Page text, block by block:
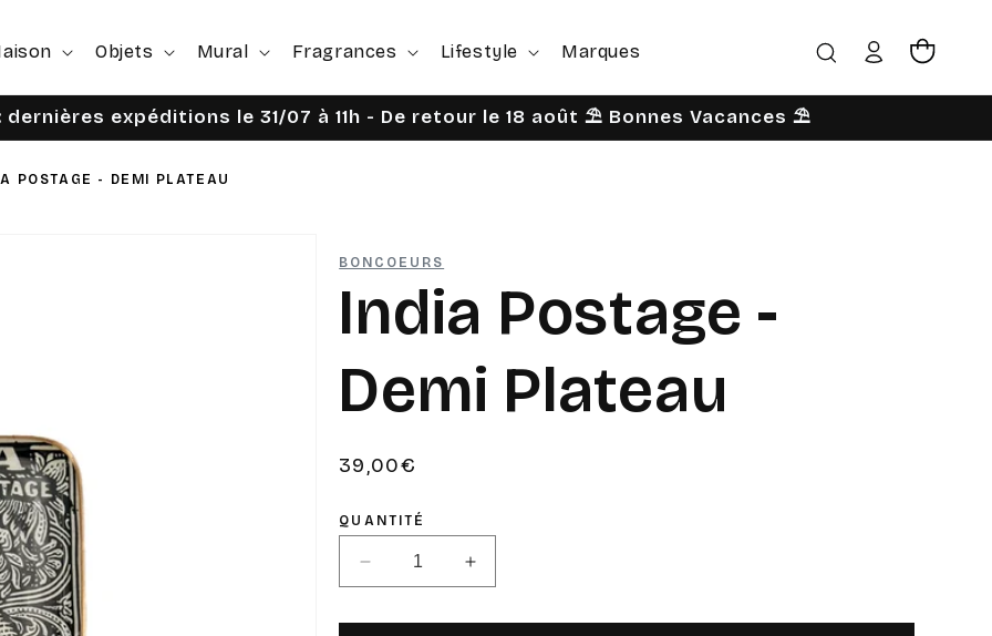
Objets Mural Fragrances Lifestyle Marques ConnexionPanier
expéditions le 31/07 à 11h - De retour le 18 août ⛱️ Bonnes Vacances ⛱️
POSTAGE - DEMI PLATEAU
BONCOEURS
India Postage -
Demi Plateau
Prix
39,00€
QUANTITÉ
Réduire
la
quantité
Augmenter
la
quantité